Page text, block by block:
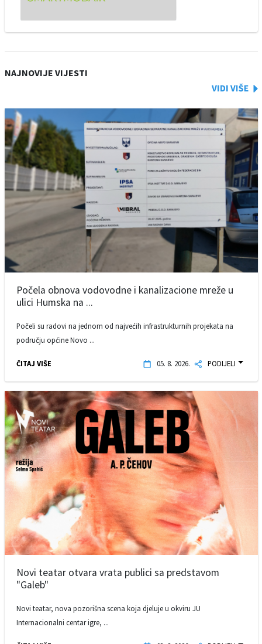
NAJNOVIJE VIJESTI
Počela obnova vodovodne i kanalizacione mreže u
ulici Humska na ...
Počeli su radovi na jednom od najvećih infrastrukturnih projekata na
području općine Novo ...
ČITAJ VIŠE 05. 8. 2026. PODIJELI
Novi teatar otvara vrata publici sa predstavom
"Galeb"
Novi teatar, nova pozorišna scena koja djeluje u okviru JU
Internacionalni centar igre, ...